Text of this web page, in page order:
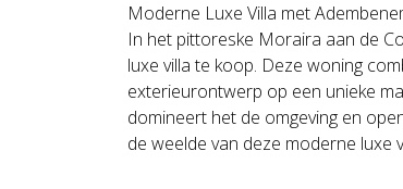
Moderne Luxe Villa met
In het pittoreske Moraira aan de
luxe villa te koop. Deze woning
exterieurontwerp op een unieke
domineert het de omgeving en
de weelde van deze moderne luxe